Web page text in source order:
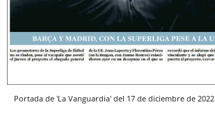
Portada de 'La Vanguardia' del 17 de diciembre de 2022